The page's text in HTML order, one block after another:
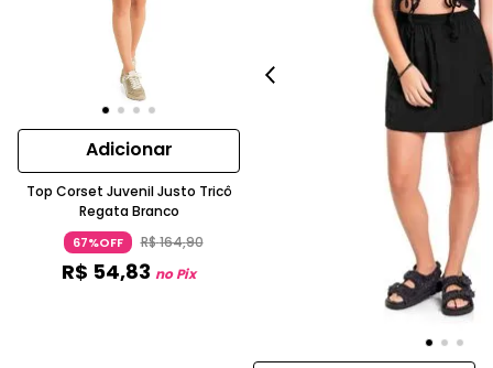
Adicionar
Top Corset Juvenil Justo Tricô
Regata Branco
67%OFF R$164,90
R$ 54,83 no Pix